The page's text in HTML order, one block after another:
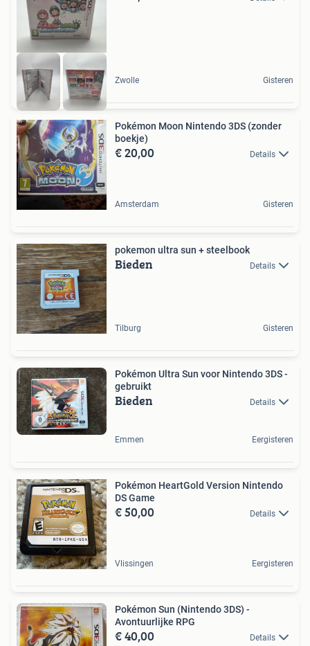
Zwolle Gisteren
Pokémon Moon Nintendo 3DS (zonder
boekje)
€ 20,00 Details
Amsterdam Gisteren
pokemon ultra sun + steelbook
Bieden Details
Tilburg Gisteren
Pokémon Ultra Sun voor Nintendo 3DS -
gebruikt
Bieden Details
Emmen Eergisteren
Pokémon HeartGold Version Nintendo
DS Game
€ 50,00 Details
Vlissingen Eergisteren
Pokémon Sun (Nintendo 3DS) -
Avontuurlijke RPG
€ 40,00 Details